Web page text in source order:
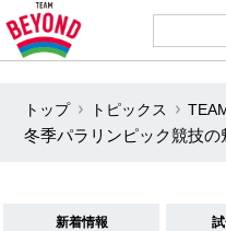
トップ トピックス
冬季パラリンピック競技の
新着情報